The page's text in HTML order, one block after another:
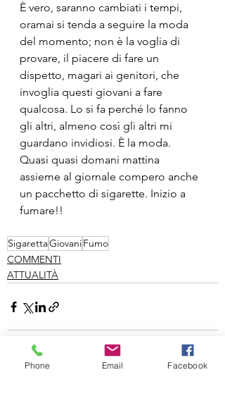
È vero, saranno cambiati i tempi,
oramai si tenda a seguire la moda
del momento; non è la voglia di
provare, il piacere di fare un
dispetto, magari ai genitori, che
invoglia questi giovani a fare
qualcosa. Lo si fa perché lo fanno
gli altri, almeno così gli altri mi
guardano invidiosi. È la moda.
Quasi quasi domani mattina
assieme al giornale compero anche
un pacchetto di sigarette. Inizio a
fumare!!
SigarettaGiovaniFumo
COMMENTI
ATTUALITÀ
Phone Email Facebook